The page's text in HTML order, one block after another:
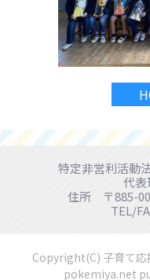
特定非営利活動
代
住所 〒885-
TEL/
Copyright(C) 子育て
pokemiya.net